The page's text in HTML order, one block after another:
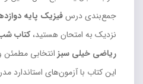
جمع‌بندی درسفیزیک پایه
نزدیک به امتحان هستید،کتاب
ریاضی خیلی سبز انتخابی مطمئن
این کتاب با آزمون‌های استاندارد